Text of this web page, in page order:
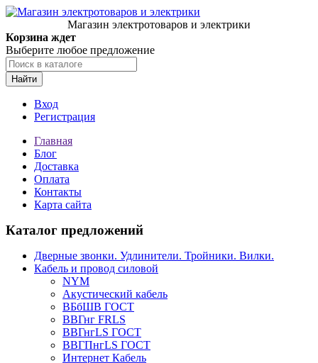
Магазин электротоваров и электрики
Корзина ждет
Выберите любое предложение
Найти
Вход
Регистрация
Главная
Блог
Доставка
Оплата
Контакты
Карта сайта
Каталог предложений
Дверные звонки. Удлинители. Тройники. Вилки.
Кабель и провод силовой
NYM
Акустический кабель
ВБбШВ ГОСТ
ВВГнг FRLS
ВВГнгLS ГОСТ
ВВГПнгLS ГОСТ
Интернет Кабель